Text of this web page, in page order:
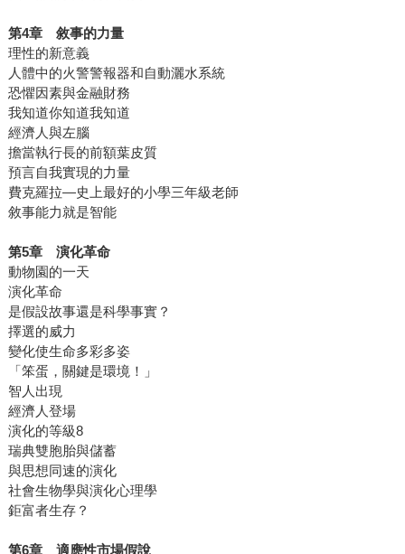
第4章 敘事的力量
理性的新意義
人體中的火警警報器和自動灑水系統
恐懼因素與金融財務
我知道你知道我知道
經濟人與左腦
擔當執行長的前額葉皮質
預言自我實現的力量
費克羅拉—史上最好的小學三年級老師
敘事能力就是智能
第5章 演化革命
動物園的一天
演化革命
是假設故事還是科學事實？
擇選的威力
變化使生命多彩多姿
「笨蛋，關鍵是環境！」
智人出現
經濟人登場
演化的等級8
瑞典雙胞胎與儲蓄
與思想同速的演化
社會生物學與演化心理學
鉅富者生存？
第6章 適應性市場假說